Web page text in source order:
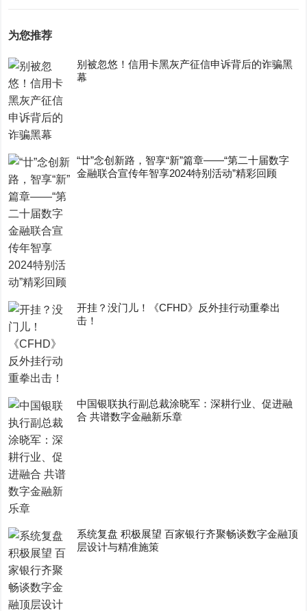
为您推荐
别被忽悠！信用卡黑灰产征信申诉背后的诈骗黑
幕
“廿”念创新路，智享“新”篇章——“第二十届数字
金融联合宣传年智享2024特别活动”精彩回顾
开挂？没门儿！《CFHD》反外挂行动重拳出
击！
中国银联执行副总裁涂晓军：深耕行业、促进融
合 共谱数字金融新乐章
系统复盘 积极展望 百家银行齐聚畅谈数字金融顶
层设计与精准施策